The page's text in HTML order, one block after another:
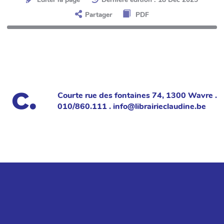
Partager
PDF
Courte rue des fontaines 74, 1300 Wavre .
010/860.111 . info@librairieclaudine.be